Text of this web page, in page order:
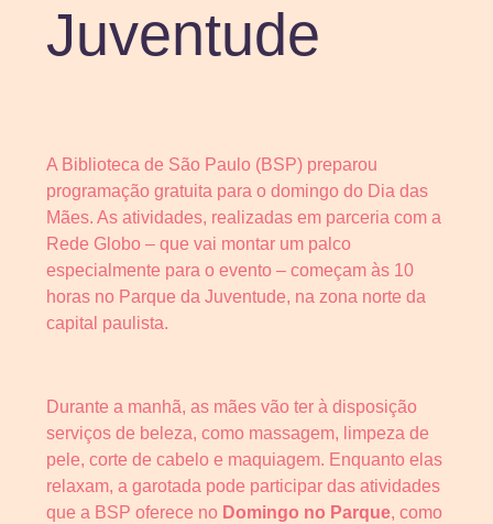
Juventude
A Biblioteca de São Paulo (BSP) preparou
programação gratuita para o domingo do Dia das
Mães. As atividades, realizadas em parceria com a
Rede Globo – que vai montar um palco
especialmente para o evento – começam às 10
horas no Parque da Juventude, na zona norte da
capital paulista.
Durante a manhã, as mães vão ter à disposição
serviços de beleza, como massagem, limpeza de
pele, corte de cabelo e maquiagem. Enquanto elas
relaxam, a garotada pode participar das atividades
que a BSP oferece no Domingo no Parque, como